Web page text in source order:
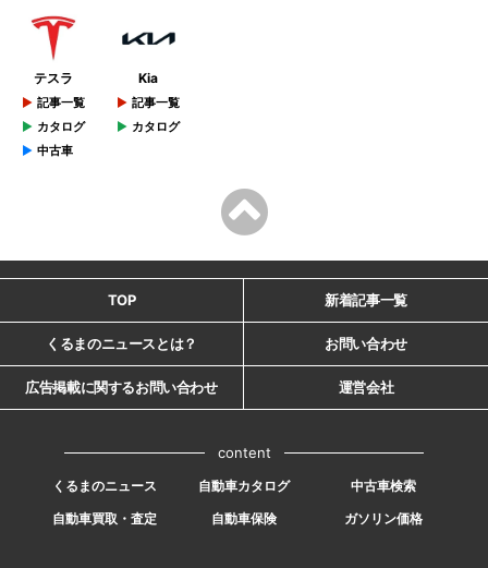
テスラ
記事一覧
カタログ
中古車
Kia
記事一覧
カタログ
TOP 新着記事一覧
くるまのニュースとは？ お問い合わせ
広告掲載に関するお問い合わせ 運営会社
content
くるまのニュース 自動車カタログ
中古車検索
自動車買取・査定
自動車保険 ガソリン価格